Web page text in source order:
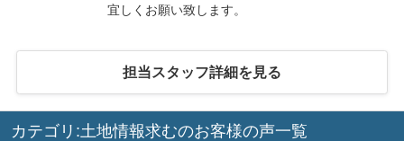
宜しくお願い致します。
担当スタッフ詳細を見る
カテゴリ:土地情報求むのお客様の声一覧